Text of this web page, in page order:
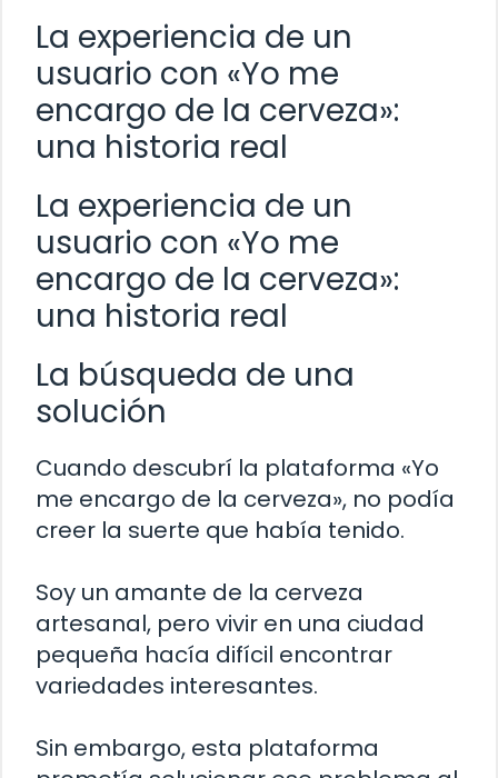
La experiencia de un
usuario con «Yo me
encargo de la cerveza»:
una historia real
La experiencia de un
usuario con «Yo me
encargo de la cerveza»:
una historia real
La búsqueda de una
solución
Cuando descubrí la plataforma «Yo
me encargo de la cerveza», no podía
creer la suerte que había tenido.
Soy un amante de la cerveza
artesanal, pero vivir en una ciudad
pequeña hacía difícil encontrar
variedades interesantes.
Sin embargo, esta plataforma